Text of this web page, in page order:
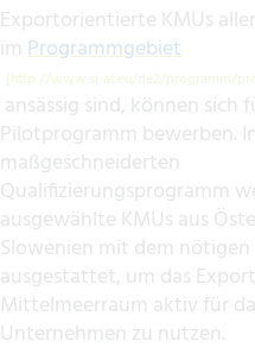
Exportorientierte KMUs
im Programmgebiet
ansässig sind, können sich
Pilotprogramm bewerben.
maßgeschneiderten
Qualifizierungsprogramm
ausgewählte KMUs aus
Slowenien mit dem
ausgestattet, um das
Mittelmeerraum aktiv für
Unternehmen zu nutzen.